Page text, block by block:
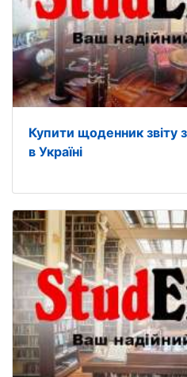
Купити щоденник звіту
в Україні